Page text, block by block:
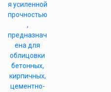
я усиленной
прочностью
,
предназнач
ена для
облицовки
бетонных,
кирпичных,
цементно-